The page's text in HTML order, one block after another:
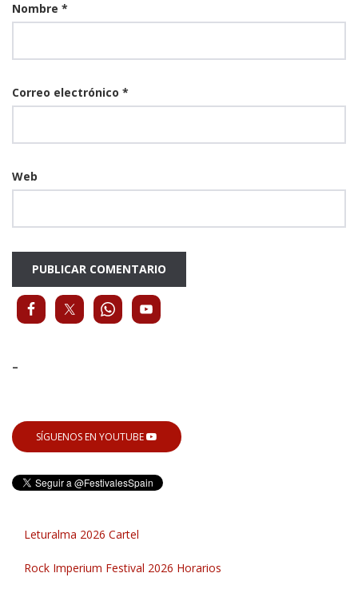
Nombre *
Correo electrónico *
Web
-
SÍGUENOS EN YOUTUBE
Leturalma 2026 Cartel
Rock Imperium Festival 2026 Horarios